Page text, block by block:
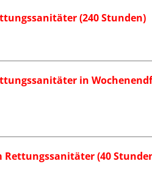
(240 Stunden)
in
(40